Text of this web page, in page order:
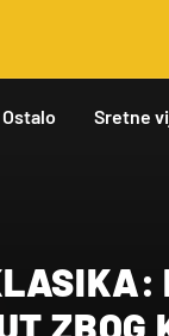
Ostalo Sretne
ZBOG